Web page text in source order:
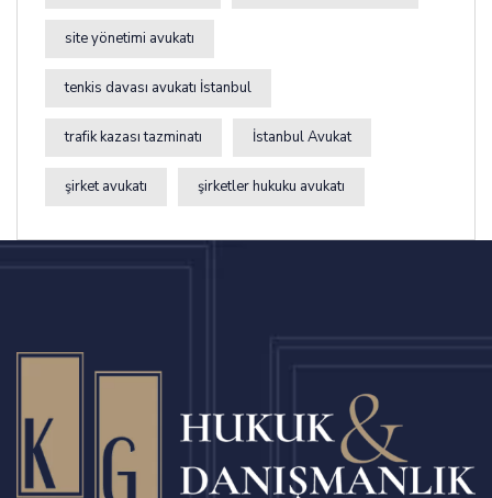
site yönetimi avukatı
tenkis davası avukatı İstanbul
trafik kazası tazminatı İstanbul Avukat
şirket avukatı şirketler hukuku avukatı